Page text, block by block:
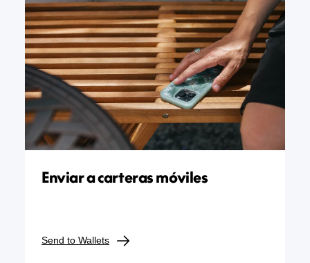
Enviar a carteras móviles
Send to Wallets